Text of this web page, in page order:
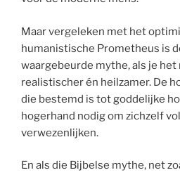
Maar vergeleken met het
humanistische Prometheus is
waargebeurde mythe, als je het
realistischer én heilzamer. De
die bestemd is tot goddelijke
hogerhand nodig om zichzelf
verwezenlijken.
En als die Bijbelse mythe, net